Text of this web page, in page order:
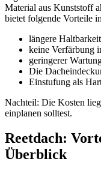
Material aus Kunststoff
bietet folgende Vorteile
längere Haltbarkeit
keine Verfärbung
geringerer
Die
Einstufung als
Nachteil: Die Kosten
einplanen solltest.
Reetdach:
Überblick